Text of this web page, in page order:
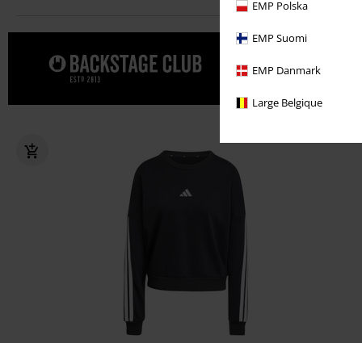
EMP Polska
EMP Suomi
EMP Danmark
Large Belgique
Dopřejte si